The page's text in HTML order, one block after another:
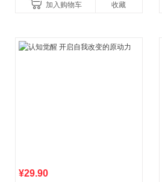
加入购物车 收藏
¥29.90